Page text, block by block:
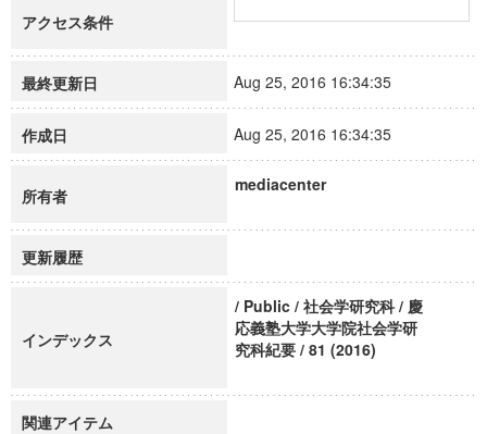
アクセス条件
最終更新日 Aug 25, 2016 16:34:35
作成日 Aug 25, 2016 16:34:35
所有者
mediacenter
更新履歴
インデックス
/ Public / 社会学研究科 / 慶
応義塾大学大学院社会学研
究科紀要 / 81 (2016)
関連アイテム